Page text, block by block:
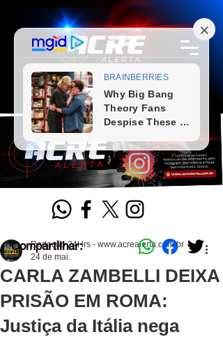
CARLA ZAMBELLI DEIXA
PRISÃO EM ROMA:
Justiça da Itália nega
Redação 24Hrs - www.acrealerta.com.br
24 de mai.
Compartilhar: